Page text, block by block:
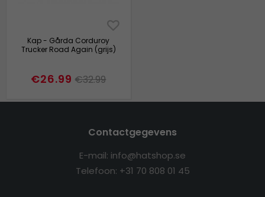
Kap - Gårda Corduroy
Trucker Road Again (grijs)
€26.99 €32.99
Contactgegevens
E-mail: info@hatshop.se
Telefoon: +31 70 808 01 45